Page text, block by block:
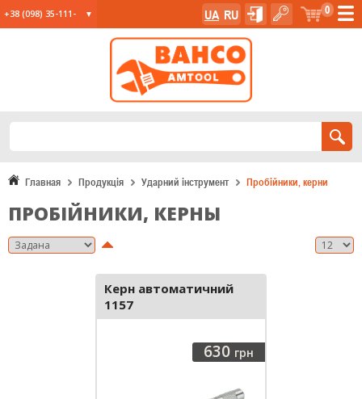
+38 (098) 35-111- 0
UA RU
Главная Продукція Ударний інструмент Пробійники, керни
ПРОБІЙНИКИ, КЕРНЫ
Керн автоматичний
1157
630 грн